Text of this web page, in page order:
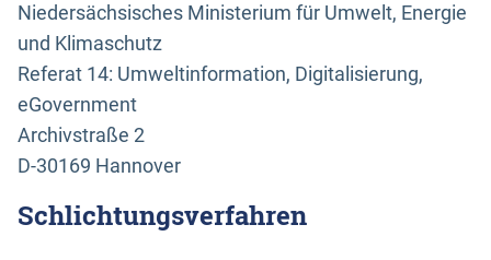
Niedersächsisches Ministerium für Umwelt, Energie
und Klimaschutz
Referat 14: Umweltinformation, Digitalisierung,
eGovernment
Archivstraße 2
D-30169 Hannover
Schlichtungsverfahren